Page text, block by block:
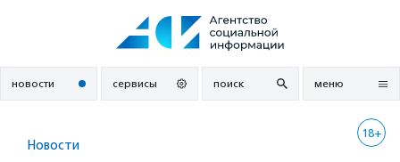
новости сервисы поиск меню
18+
Новости